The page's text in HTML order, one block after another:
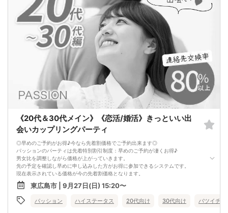
■パーティ中止判断タイミング
開催前日の23:00までに最少催行人数男性2名対女性2名に満たない場合
但し、当日で急なキャンセルががあった場合には当日中止になる事もあります。
《20代＆30代メイン》《恋活/婚活》きっといい出
会いカップリングパーティ
◎早めのご予約がお得♪今なら先着割価格でご予約出来ます◎
パッションのパーティは先着特別割引制度：早めのご予約が凄くお得♪
男女比を調整しながら価格が上がっていきます。
先の予定を確認し早めに申し込みした方がお得に参加できるシステムです。
現在表示されている価格が今の先着割価格となります。
=========================
【パーティ内容】
★連絡先交換率80％以上確定★
大人の恋活パーティ
東広島市 | 9月27日(日) 15:20〜
パッション ハイステータス 20代向け 30代向け バツイチ・